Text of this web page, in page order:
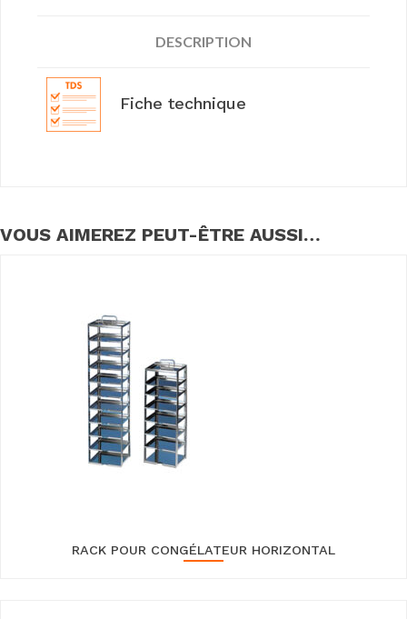
DESCRIPTION
Fiche technique
VOUS AIMEREZ PEUT-ÊTRE AUSSI…
RACK POUR CONGÉLATEUR HORIZONTAL